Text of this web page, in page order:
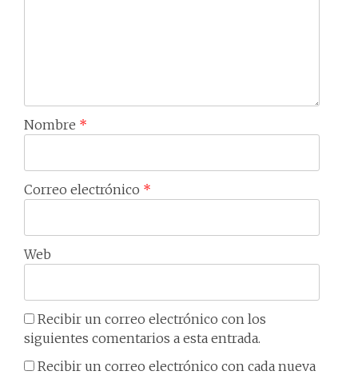
Nombre *
Correo electrónico *
Web
Recibir un correo electrónico con los
siguientes comentarios a esta entrada.
Recibir un correo electrónico con cada nueva